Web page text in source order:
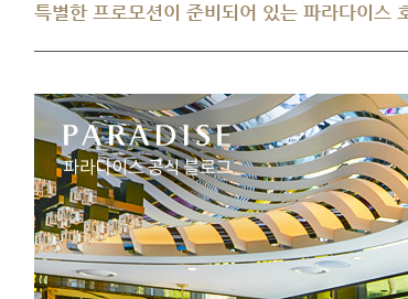
특별한 프로모션이 준비되어 있는 파라다이스